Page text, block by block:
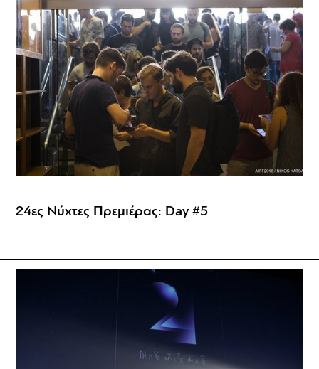
24ες Νύχτες Πρεμιέρας: Day #5